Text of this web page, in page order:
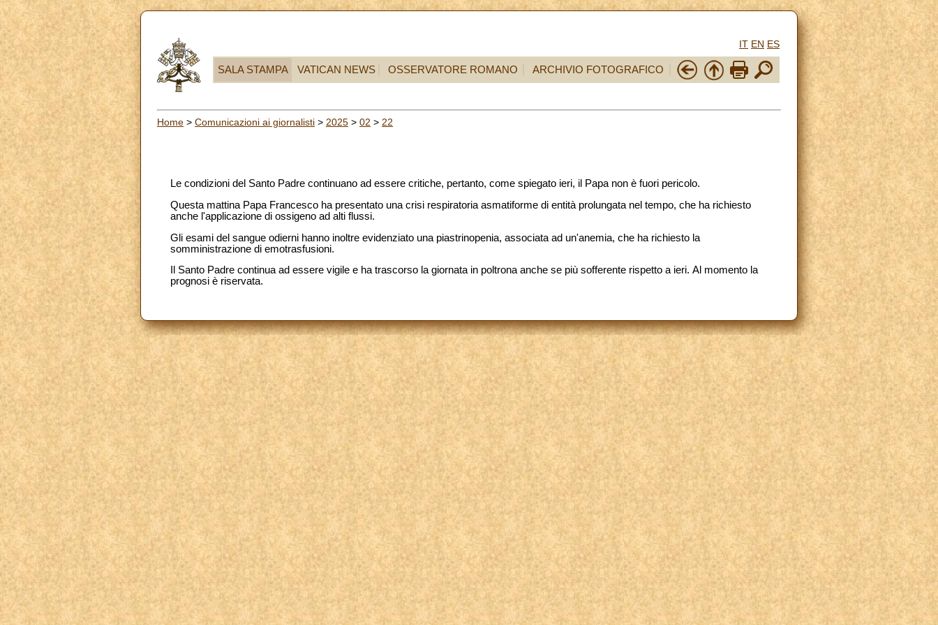
IT EN ES
SALA STAMPA VATICAN NEWS OSSERVATORE ROMANO ARCHIVIO FOTOGRAFICO
Home > Comunicazioni ai giornalisti > 2025 > 02 > 22
Le condizioni del Santo Padre continuano ad essere critiche, pertanto, come spiegato ieri, il Papa non è fuori pericolo.
Questa mattina Papa Francesco ha presentato una crisi respiratoria asmatiforme di entità prolungata nel tempo, che ha richiesto
anche l'applicazione di ossigeno ad alti flussi.
Gli esami del sangue odierni hanno inoltre evidenziato una piastrinopenia, associata ad un'anemia, che ha richiesto la
somministrazione di emotrasfusioni.
Il Santo Padre continua ad essere vigile e ha trascorso la giornata in poltrona anche se più sofferente rispetto a ieri. Al momento la
prognosi è riservata.